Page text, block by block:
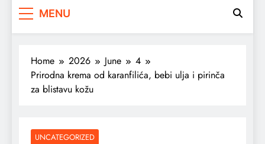
MENU
Home 2026 June
4
Prirodna krema od karanfilića, bebi ulja i pirinča
za blistavu kožu
UNCATEGORIZED